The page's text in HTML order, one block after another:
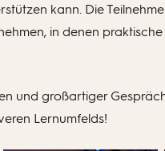
kann. Die
in denen
und großartiger
Lernumfelds!